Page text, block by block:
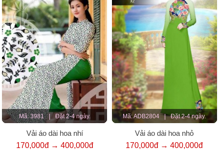
Mã: 3981 | Đặt 2-4 ngày.
Vải áo dài hoa nhí
170,000đ → 400,000đ
Mã: ADB2804 | Đặt 2-4 ngày.
Vải áo dài hoa nhỏ
170,000đ → 400,000đ